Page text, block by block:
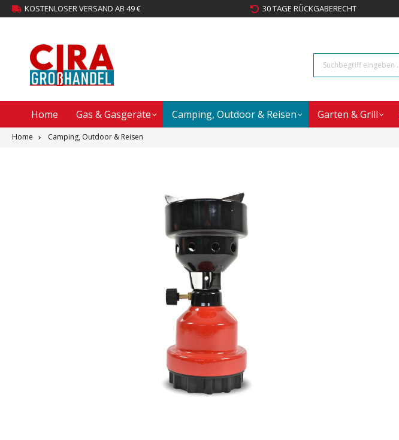
KOSTENLOSER VERSAND AB 49 € 30 TAGE RÜCKGABERECHT
Home Gas & Gasgeräte Camping, Outdoor & Reisen Garten & Grill
Home Camping, Outdoor & Reisen